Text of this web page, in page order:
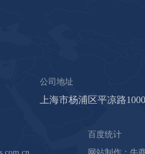
公司地址
上海市杨浦区平凉路
百度统计